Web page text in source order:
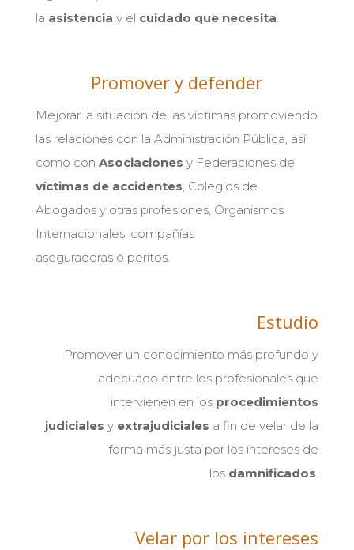
la asistencia y el cuidado que necesita
Promover y defender
Mejorar la situación de las víctimas promoviendo
las relaciones con la Administración Pública, así
como con Asociaciones y Federaciones de
víctimas de accidentes , Colegios de
Abogados y otras profesiones, Organismos
Internacionales, compañías
aseguradoras o peritos.
Estudio
Promover un conocimiento más profundo y
adecuado entre los profesionales que
intervienen en los procedimientos
judiciales y extrajudiciales a fin de velar de la
forma más justa por los intereses de
los damnificados
Velar por los intereses